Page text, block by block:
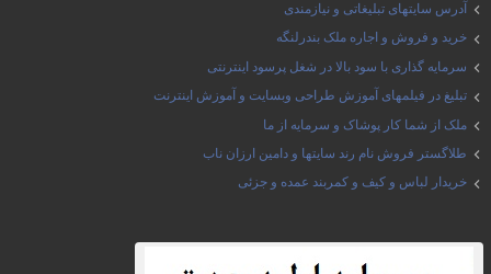
آدرس سایتهای تبلیغاتی و نیازمندی
خرید و فروش و اجاره ملک بندرلنگه
سرمایه گذاری با سود بالا در شغل پرسود اینترنتی
تبلیغ در فیلمهای آموزش طراحی وبسایت و آموزش اینترنت
ملک از شما کار پوشاک و سرمایه از ما
طلاگستر فروش نام رند سایتها و دامین ارزان ناب
خریدار لباس و کیف و کمربند عمده و جزئی